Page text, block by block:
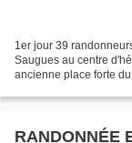
1er jour 39
Saugues au centre
ancienne place forte